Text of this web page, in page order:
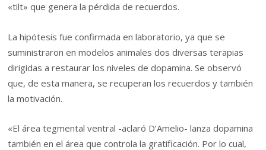
«tilt» que genera la pérdida de recuerdos.
La hipótesis fue confirmada en laboratorio, ya que se
suministraron en modelos animales dos diversas terapias
dirigidas a restaurar los niveles de dopamina. Se observó
que, de esta manera, se recuperan los recuerdos y también
la motivación.
«El área tegmental ventral -aclaró D’Amelio- lanza dopamina
también en el área que controla la gratificación. Por lo cual,